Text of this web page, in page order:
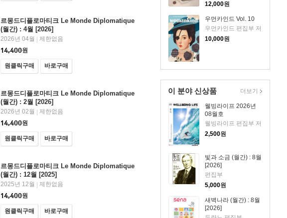
12,000원
우먼카인드 Vol. 10
우먼카인드 편집부 저
10,000원
이 분야 신상품
웰빙라이프 2026년
08월호
웰빙라이프 편집부 저
2,500원
빛과 소금 (월간) : 8월
[2026]
편집부
5,000원
새벽나라 (월간) : 8월
[2026]
더보기
르몽드디플로마티크 Le Monde Diplomatique
(월간) : 4월 [2026]
2026년 04월 | 제한없음
14,400원
원클릭구매 바로구매
르몽드디플로마티크 Le Monde Diplomatique
(월간) : 2월 [2026]
2026년 02월 | 제한없음
14,400원
원클릭구매 바로구매
르몽드디플로마티크 Le Monde Diplomatique
(월간) : 12월 [2025]
2025년 12월 | 제한없음
14,400원
원클릭구매 바로구매